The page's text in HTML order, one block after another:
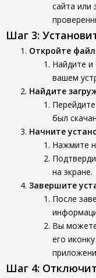
сайта или
Шаг 3:
Откройте
Найдите
вашем
Найдите
был
Начните
Нажмите
на экране.
Завершите
После
Вы
его
Шаг 4: